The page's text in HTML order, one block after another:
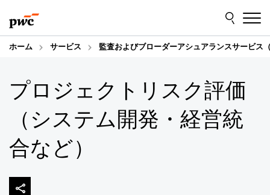
to
content
to
footer
ホーム サービス 監査およびブローダーアシュアランスサービス
プロジェクトリスク評価
（システム開発・経営統
合など）